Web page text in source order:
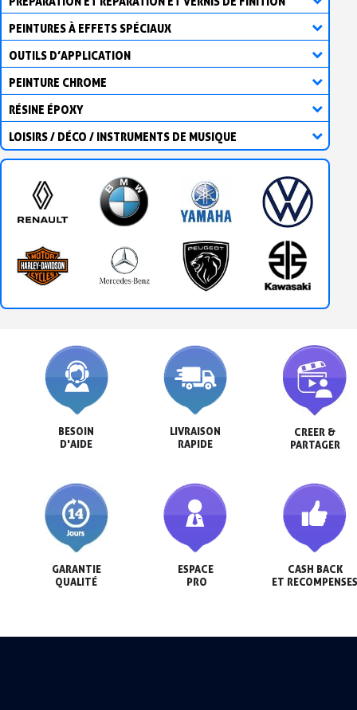
PEINTURES À EFFETS SPÉCIAUX
OUTILS D’APPLICATION
PEINTURE CHROME
RÉSINE ÉPOXY
LOISIRS / DÉCO / INSTRUMENTS DE MUSIQUE
BESOIN
D'AIDE
LIVRAISON
RAPIDE
CREER &
PARTAGER
GARANTIE
QUALITÉ
ESPACE
PRO
CASH BACK
ET